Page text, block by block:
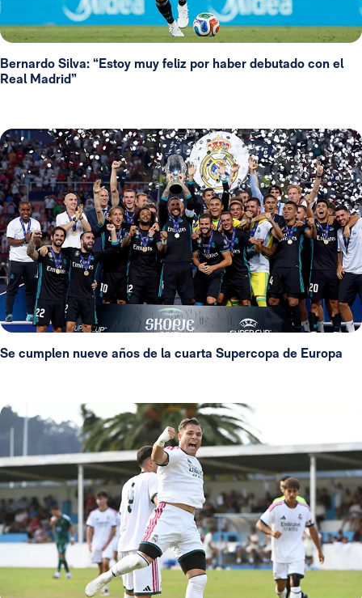
Bernardo Silva: “Estoy muy feliz por haber debutado con el
Real Madrid”
Se cumplen nueve años de la cuarta Supercopa de Europa